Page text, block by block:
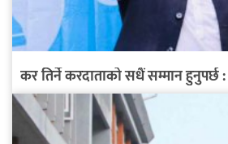
कर तिर्ने करदाताको सधैं सम्मान हुनुपर्छ :